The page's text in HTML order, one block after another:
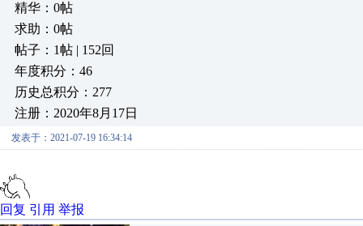
精华：0帖
求助：0帖
帖子：1帖 | 152回
年度积分：46
历史总积分：277
注册：2020年8月17日
发表于：2021-07-19 16:34:14
回复 引用 举报